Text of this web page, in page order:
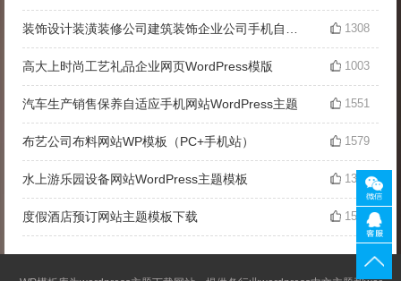
装饰设计装潢装修公司建筑装饰企业公司手机自适应WordPress网站主题 1308
高大上时尚工艺礼品企业网页WordPress模版 1003
汽车生产销售保养自适应手机网站WordPress主题 1551
布艺公司布料网站WP模板（PC+手机站） 1579
水上游乐园设备网站WordPress主题模板 1377
度假酒店预订网站主题模板下载 1582